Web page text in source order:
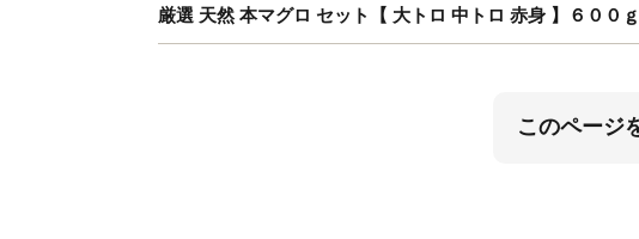
厳選 天然 本マグロ セット【 大トロ 中トロ 赤身 】６００
このページ